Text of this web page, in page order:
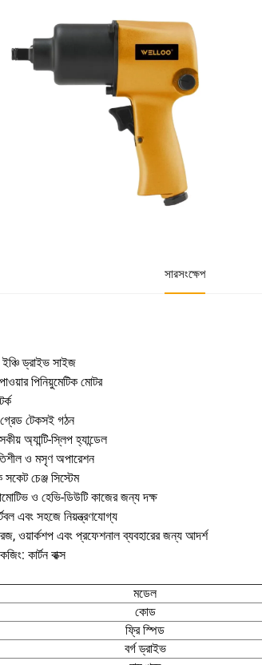
সারসংক্ষেপ
ড্রাইভ সাইজ
পিনিয়ুমেটিক মোটর
গ্রেড টেকসই গঠন
অ্যান্টি-স্লিপ হ্যান্ডেল
ও মসৃণ অপারেশন
চেঞ্জ সিস্টেম
ও হেভি-ডিউটি কাজের জন্য দক্ষ
এবং সহজে নিয়ন্ত্রণযোগ্য
ওয়ার্কশপ এবং প্রফেশনাল ব্যবহারের জন্য আদর্শ
কার্টন বাক্স
মডেল
কোড
ফ্রি স্পিড
বর্গ ড্রাইভ